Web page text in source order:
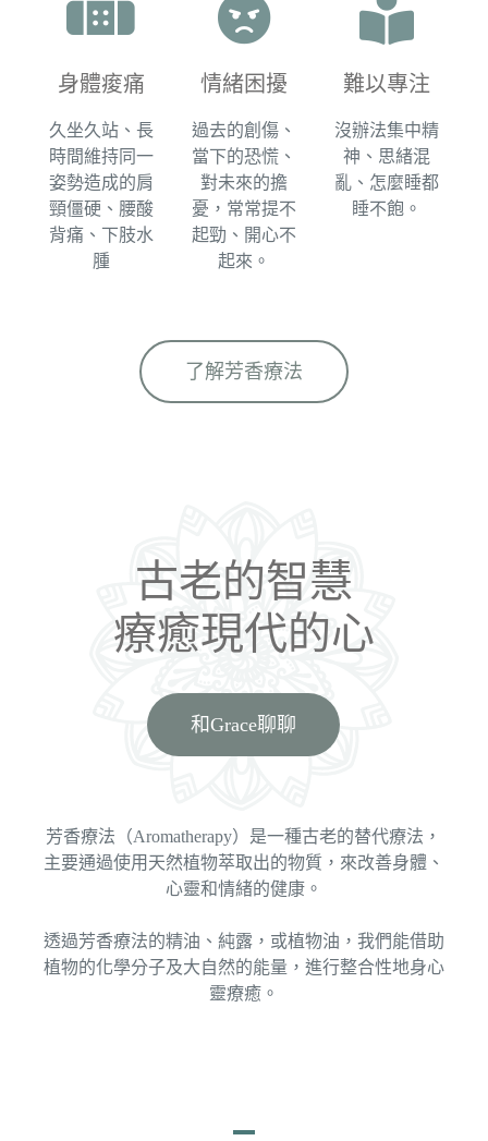
身體痠痛​
久坐久站、長
時間維持同一
姿勢造成的肩
頸僵硬、腰酸
背痛、下肢水
腫
情緒困擾​
過去的創傷、
當下的恐慌、
對未來的擔
憂，常常提不
起勁、開心不
起來。​
難以專注​
沒辦法集中精
神、思緒混
亂、怎麼睡都
睡不飽。​
了解芳香療法
古老的智慧
療癒現代的心
和Grace聊聊
芳香療法（Aromatherapy）是一種古老的替代療法，
主要通過使用天然植物萃取出的物質， 來改善身體、
心靈和情緒的健康。
透過芳香療法的精油、純露，或植物油，我們能借助
植物的化學分子及大自然的能量，進行整合性地身心
靈療癒。